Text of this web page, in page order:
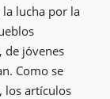
lucha por la
de jóvenes
Como se
los artículos